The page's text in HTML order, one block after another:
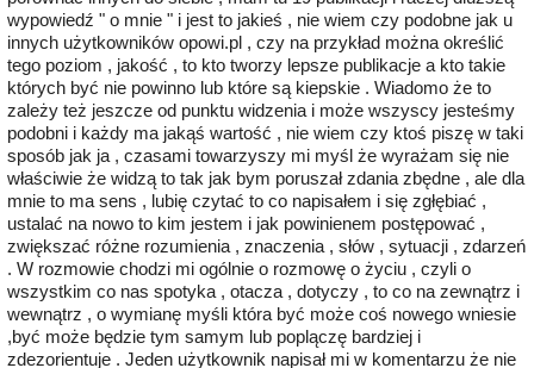
wypowiedź " o mnie " i jest to jakieś , nie wiem czy podobne jak u
innych użytkowników opowi.pl , czy na przykład można określić
tego poziom , jakość , to kto tworzy lepsze publikacje a kto takie
których być nie powinno lub które są kiepskie . Wiadomo że to
zależy też jeszcze od punktu widzenia i może wszyscy jesteśmy
podobni i każdy ma jakąś wartość , nie wiem czy ktoś piszę w taki
sposób jak ja , czasami towarzyszy mi myśl że wyrażam się nie
właściwie że widzą to tak jak bym poruszał zdania zbędne , ale dla
mnie to ma sens , lubię czytać to co napisałem i się zgłębiać ,
ustalać na nowo to kim jestem i jak powinienem postępować ,
zwiększać różne rozumienia , znaczenia , słów , sytuacji , zdarzeń
. W rozmowie chodzi mi ogólnie o rozmowę o życiu , czyli o
wszystkim co nas spotyka , otacza , dotyczy , to co na zewnątrz i
wewnątrz , o wymianę myśli która być może coś nowego wniesie
,być może będzie tym samym lub poplączę bardziej i
zdezorientuje . Jeden użytkownik napisał mi w komentarzu że nie